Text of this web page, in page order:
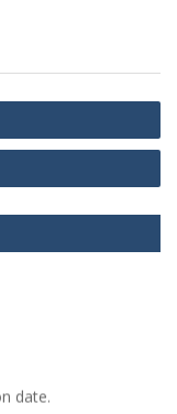
date.